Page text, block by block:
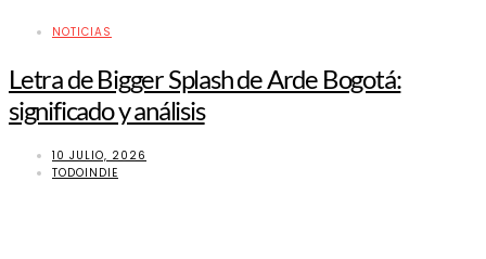
NOTICIAS
Letra de Bigger Splash de Arde Bogotá:
significado y análisis
10 JULIO, 2026
TODOINDIE